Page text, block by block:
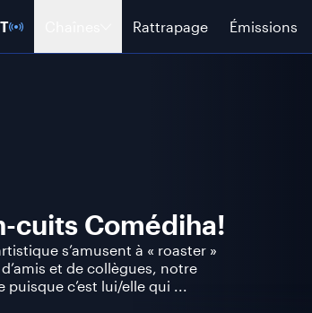
Rattrapage Émissions
cuits Comédiha!
s’amusent à « roaster »
et de collègues, notre
c’est lui/elle qui ...